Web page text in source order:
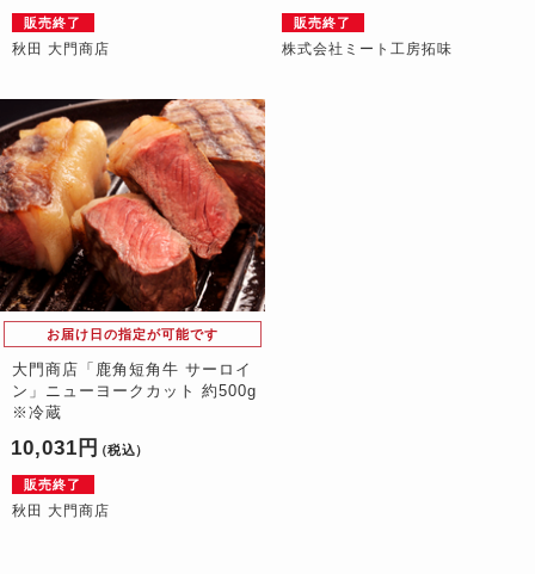
販売終了
秋田 大門商店
販売終了
株式会社ミート工房拓味
お届け日の指定が可能です
大門商店「鹿角短角牛 サーロイ
ン」ニューヨークカット 約500g
※冷蔵
10,031円 （税込）
販売終了
秋田 大門商店